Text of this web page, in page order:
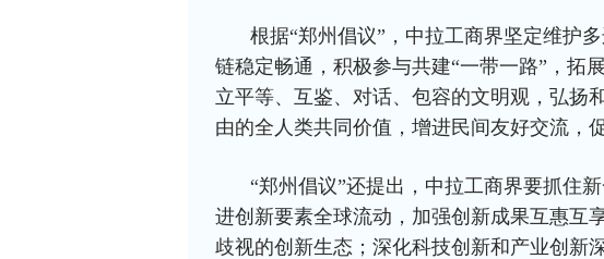
根据“郑州倡议”，中拉工商界坚定维护
链稳定畅通，积极参与共建“一带一路”，拓
立平等、互鉴、对话、包容的文明观，弘扬
由的全人类共同价值，增进民间友好交流，
“郑州倡议”还提出，中拉工商界要抓住
进创新要素全球流动，加强创新成果互惠互
歧视的创新生态；深化科技创新和产业创新